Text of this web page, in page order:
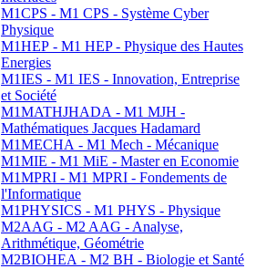
M1CPS - M1 CPS - Système Cyber
Physique
M1HEP - M1 HEP - Physique des Hautes
Energies
M1IES - M1 IES - Innovation, Entreprise
et Société
M1MATHJHADA - M1 MJH -
Mathématiques Jacques Hadamard
M1MECHA - M1 Mech - Mécanique
M1MIE - M1 MiE - Master en Economie
M1MPRI - M1 MPRI - Fondements de
l'Informatique
M1PHYSICS - M1 PHYS - Physique
M2AAG - M2 AAG - Analyse,
Arithmétique, Géométrie
M2BIOHEA - M2 BH - Biologie et Santé